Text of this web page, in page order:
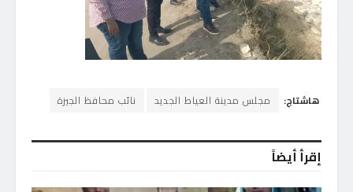
هاشتاج: مجلس مدينة العياط الجديد نائب محافظ الجيزة
إقرأ أيضاً